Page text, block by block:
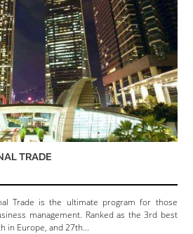
TRADE
Trade is the ultimate program for those
management. Ranked as the 3rd best
in Europe, and 27th...